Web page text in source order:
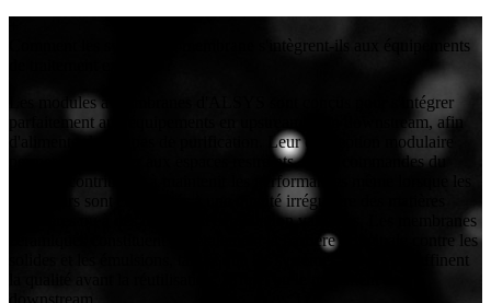
Comment les systèmes à membrane s'intègrent-ils aux équipements
Les modules à membranes d'ALSYS sont conçus pour s'intégrer
parfaitement aux équipements en upstream et en downstream, afin
d'alimenter les étapes de purification. Leur conception modulaire
permet de s'adapter aux espaces restreints, et les commandes du
système contribuent à maintenir les performances même lorsque les
opérateurs sont confrontés à une qualité irrégulière des matières
premières ou à des horaires d'exploitation variables. Les membranes
céramiques constituent généralement la barrière principale contre les
solides et les émulsions, tandis que les systèmes polymères affinent
downstream.